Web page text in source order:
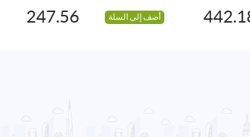
أضف إلى السلة 247.56